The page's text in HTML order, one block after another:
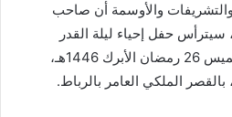
والتشريفات والأوسمة أن صاحب
حفل إحياء ليلة القدر
المباركة، وذلك مساء يوم الخميس 26 رمضان الأبرك 1446هـ،